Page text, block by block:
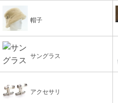
帽子
サングラス
アクセサリ